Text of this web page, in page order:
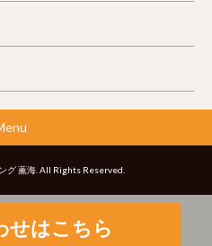
グ 薫海. All Rights Reserved.
せはこちら